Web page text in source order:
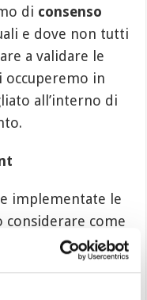
di consenso
e dove non tutti
a validare le
occuperemo in
all’interno di
implementate le
considerare come
il mondo
fa riferimento a